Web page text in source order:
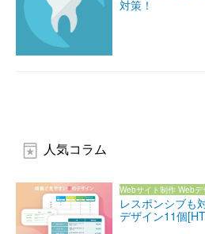
対策！
人気コラム
Webサイト制作 Webデ
レスポンシブも
デザイン11個